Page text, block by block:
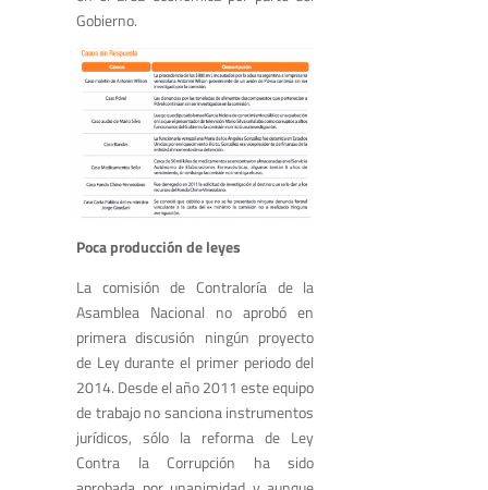
Gobierno.
Poca producción de leyes
La comisión de Contraloría de la
Asamblea Nacional no aprobó en
primera discusión ningún proyecto
de Ley durante el primer periodo del
2014. Desde el año 2011 este equipo
de trabajo no sanciona instrumentos
jurídicos, sólo la reforma de Ley
Contra la Corrupción ha sido